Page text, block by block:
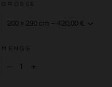
GRÖSSE
MENGE